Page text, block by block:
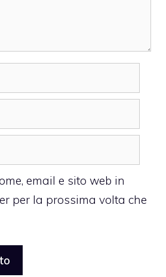
email e sito web in
per la prossima volta che